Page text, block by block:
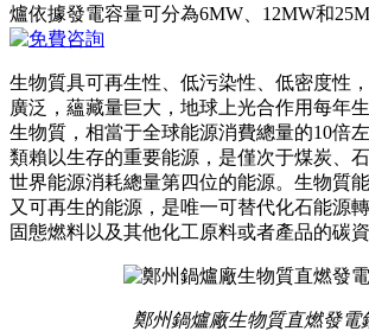
爐依據發電容量可分為6MW、12MW和
生物質具可再生性、低污染性、低密度性
廣泛，蘊藏量巨大，地球上光合作用每年
生物質，相當于全球能源消費總量的10倍
類賴以生存的重要能源，是僅次于煤炭、
世界能源消耗總量第四位的能源。生物質
又可再生的能源，是唯一可替代化石能源
固態燃料以及其他化工原料或者產品的碳資
鄭州鍋爐廠生物質直燃發電